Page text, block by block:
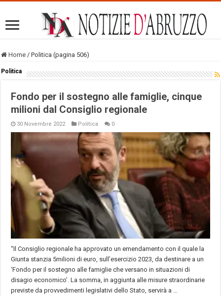
Home / Politica (pagina 506)
Politica
Fondo per il sostegno alle famiglie, cinque
milioni dal Consiglio regionale
30 Novembre 2022 Politica 0
“Il Consiglio regionale ha approvato un emendamento con il quale la
Giunta stanzia 5milioni di euro, sull’esercizio 2023, da destinare a un
‘Fondo per il sostegno alle famiglie che versano in situazioni di
disagio economico’. La somma, in aggiunta alle misure straordinarie
previste da provvedimenti legislativi dello Stato, servirà a …